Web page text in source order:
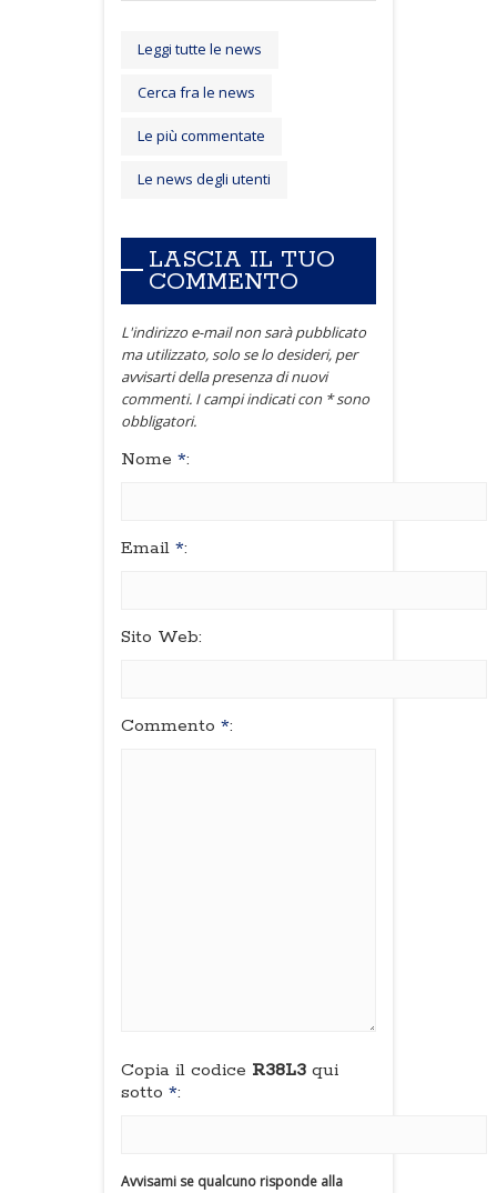
Leggi tutte le news
Cerca fra le news
Le più commentate
Le news degli utenti
LASCIA IL TUO
COMMENTO
L'indirizzo e-mail non sarà pubblicato
ma utilizzato, solo se lo desideri, per
avvisarti della presenza di nuovi
commenti. I campi indicati con * sono
obbligatori.
Nome *:
Email *:
Sito Web:
Commento *:
Copia il codice R38L3 qui
sotto *:
Avvisami se qualcuno risponde alla